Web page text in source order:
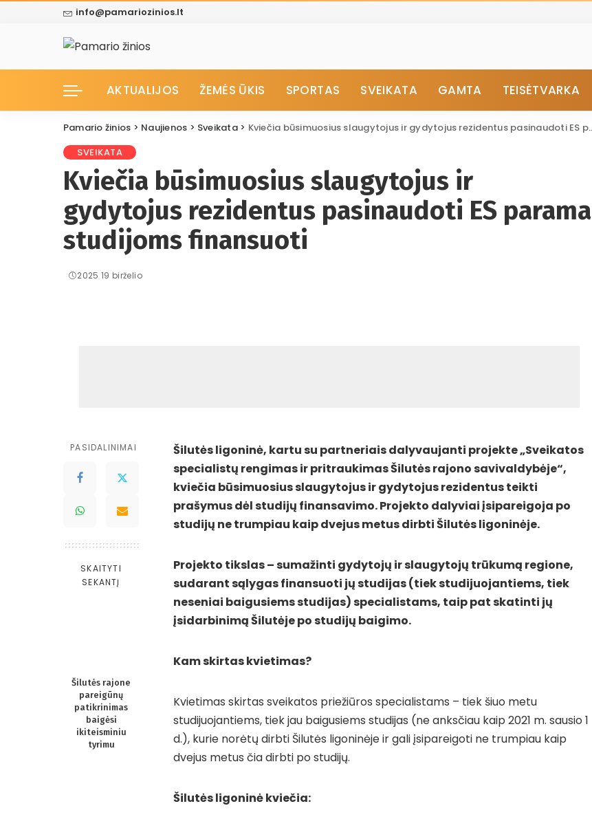
info@pamariozinios.lt
AKTUALIJOS ŽEMĖS ŪKIS SPORTAS SVEIKATA GAMTA TEISĖTVARKA
Pamario žinios > Naujienos > Sveikata> Kviečia būsimuosius slaugytojus ir gydytojus rezidentus pasinaudoti ES parama studijoms finansuoti
SVEIKATA
Kviečia būsimuosius slaugytojus ir
gydytojus rezidentus pasinaudoti ES parama
studijoms finansuoti
2025 19 birželio
PASIDALINIMAI
SKAITYTI
SEKANTĮ
Šilutės rajone
pareigūnų
patikrinimas
baigėsi
ikiteisminiu
tyrimu
Šilutės ligoninė, kartu su partneriais dalyvaujanti projekte „Sveikatos
specialistų rengimas ir pritraukimas Šilutės rajono savivaldybėje“,
kviečia būsimuosius slaugytojus ir gydytojus rezidentus teikti
prašymus dėl studijų finansavimo. Projekto dalyviai įsipareigoja po
studijų ne trumpiau kaip dvejus metus dirbti Šilutės ligoninėje.
Projekto tikslas – sumažinti gydytojų ir slaugytojų trūkumą regione,
sudarant sąlygas finansuoti jų studijas (tiek studijuojantiems, tiek
neseniai baigusiems studijas) specialistams, taip pat skatinti jų
įsidarbinimą Šilutėje po studijų baigimo.
Kam skirtas kvietimas?
Kvietimas skirtas sveikatos priežiūros specialistams – tiek šiuo metu
studijuojantiems, tiek jau baigusiems studijas (ne anksčiau kaip 2021 m. sausio 1
d.), kurie norėtų dirbti Šilutės ligoninėje ir gali įsipareigoti ne trumpiau kaip
dvejus metus čia dirbti po studijų.
Šilutės ligoninė kviečia: